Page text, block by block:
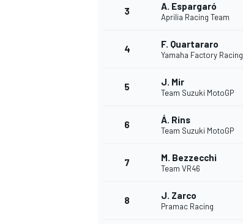
3 A. Espargaró
Aprilia Racing Team
4 F. Quartararo
Yamaha Factory Racing
5 J. Mir
Team Suzuki MotoGP
6 Á. Rins
Team Suzuki MotoGP
7 M. Bezzecchi
Team VR46
8 J. Zarco
Pramac Racing